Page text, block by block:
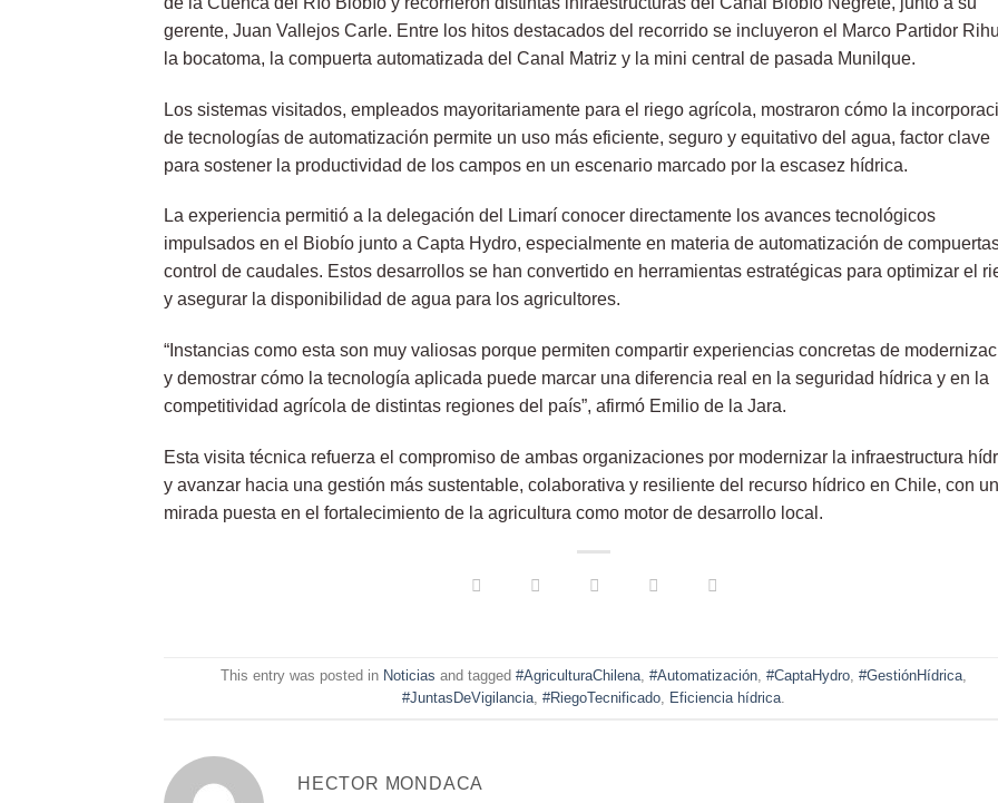
gerente, Juan Vallejos Carle. Entre los hitos destacados del recorrido se incluyeron el Marco Partidor
la bocatoma, la compuerta automatizada del Canal Matriz y la mini central de pasada Munilque.
Los sistemas visitados, empleados mayoritariamente para el riego agrícola, mostraron cómo la
de tecnologías de automatización permite un uso más eficiente, seguro y equitativo del agua, factor clave
para sostener la productividad de los campos en un escenario marcado por la escasez hídrica.
La experiencia permitió a la delegación del Limarí conocer directamente los avances tecnológicos
impulsados en el Biobío junto a Capta Hydro, especialmente en materia de automatización de
control de caudales. Estos desarrollos se han convertido en herramientas estratégicas para optimizar el
y asegurar la disponibilidad de agua para los agricultores.
“Instancias como esta son muy valiosas porque permiten compartir experiencias concretas de
y demostrar cómo la tecnología aplicada puede marcar una diferencia real en la seguridad hídrica y en la
competitividad agrícola de distintas regiones del país”, afirmó Emilio de la Jara.
Esta visita técnica refuerza el compromiso de ambas organizaciones por modernizar la infraestructura
y avanzar hacia una gestión más sustentable, colaborativa y resiliente del recurso hídrico en Chile, con
mirada puesta en el fortalecimiento de la agricultura como motor de desarrollo local.
This entry was posted in Noticias and tagged#AgriculturaChilena,#Automatización,#CaptaHydro,#GestiónHídrica,
#JuntasDeVigilancia,#RiegoTecnificado, Eficiencia hídrica.
HECTOR MONDACA